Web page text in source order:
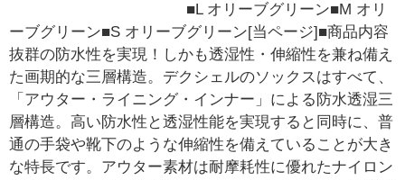
■L オリーブグリーン■M オリ
ーブグリーン■S オリーブグリーン[当ページ]■商品内容
抜群の防水性を実現！しかも透湿性・伸縮性を兼ね備え
た画期的な三層構造。デクシェルのソックスはすべて、
「アウター・ライニング・インナー」による防水透湿三
層構造。高い防水性と透湿性能を実現すると同時に、普
通の手袋や靴下のような伸縮性を備えていることが大き
な特長です。アウター素材は耐摩耗性に優れたナイロン